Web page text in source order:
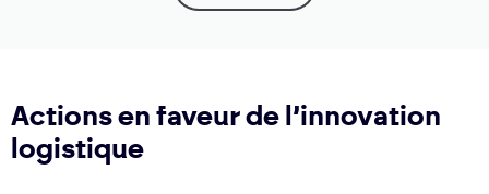
Actions en faveur de l’innovation
logistique